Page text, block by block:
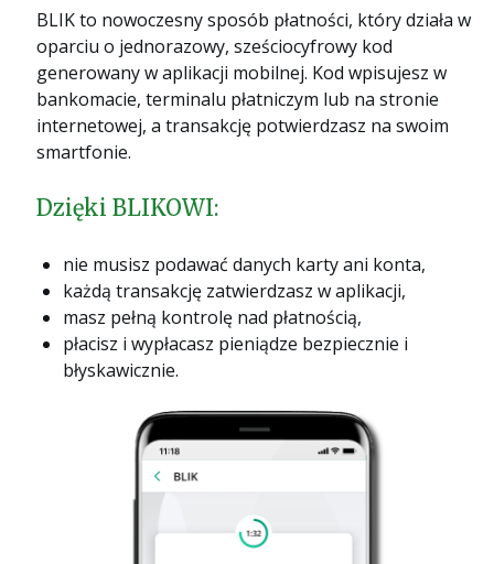
BLIK to nowoczesny sposób płatności, który działa w
oparciu o jednorazowy, sześciocyfrowy kod
generowany w aplikacji mobilnej. Kod wpisujesz w
bankomacie, terminalu płatniczym lub na stronie
internetowej, a transakcję potwierdzasz na swoim
smartfonie.
Dzięki BLIKOWI:
nie musisz podawać danych karty ani konta,
każdą transakcję zatwierdzasz w aplikacji,
masz pełną kontrolę nad płatnością,
płacisz i wypłacasz pieniądze bezpiecznie i
błyskawicznie.